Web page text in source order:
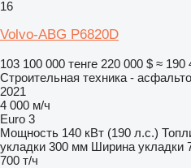
16
Volvo-ABG P6820D
103 100 000 тенге 220 000 $ ≈ 190
Строительная техника -
2021
4 000 м/ч
Euro 3
Мощность 140 кВт (190 л.с.)
укладки 300 мм Ширина укладки
700 т/ч